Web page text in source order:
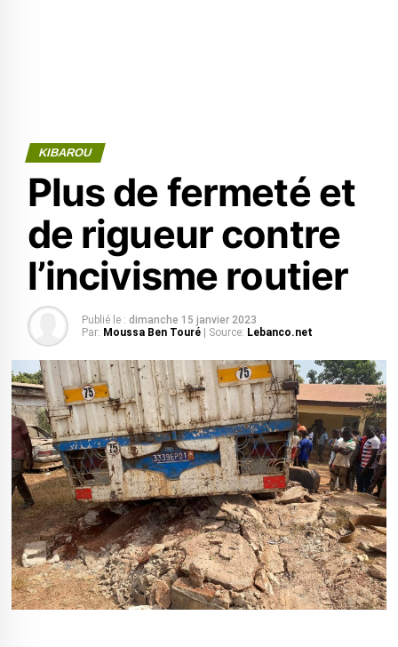
KIBAROU
Plus de fermeté et
de rigueur contre
l’incivisme routier
Publié le : dimanche 15 janvier 2023
Par: Moussa Ben Touré | Source: Lebanco.net